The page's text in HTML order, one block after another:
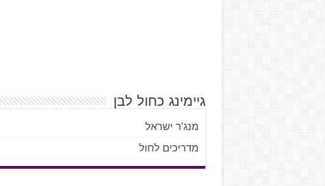
גיימינג כחול לבן
מנג'ר ישראל
מדריכים לחול